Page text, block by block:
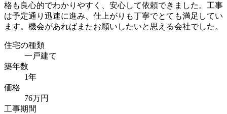
格も良心的でわかりやすく、安心して依頼できました。工事
は予定通り迅速に進み、仕上がりも丁寧でとても満足してい
ます。機会があればまたお願いしたいと思える会社でした。
住宅の種類
一戸建て
築年数
1年
価格
76万円
工事期間